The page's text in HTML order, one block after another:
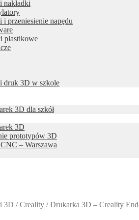
nakładki
i przeniesienie napędu
plastikowe
druk 3D w szkole
3D dla szkół
3D
prototypów 3D
– Warszawa
3D /Creality /Drukarka 3D – Creality